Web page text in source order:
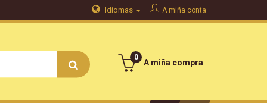
A miña conta
Idiomas
A miña compra
0